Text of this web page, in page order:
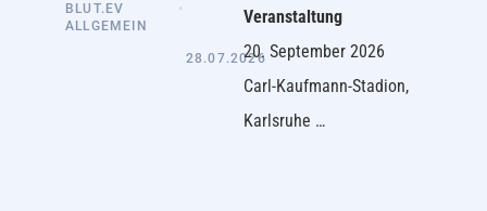
BLUT.EV
ALLGEMEIN
•
28.07.2026
Veranstaltung
20. September 2026
Carl-Kaufmann-Stadion,
Karlsruhe …